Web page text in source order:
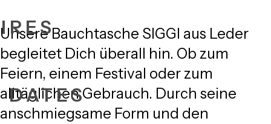
DATES
UnsereBauchtasche SIGGI aus Leder
begleitet Dich überall hin. Ob zum
Feiern, einem Festival oder zum
alltäglichen Gebrauch. Durch seine
anschmiegsame Form und den